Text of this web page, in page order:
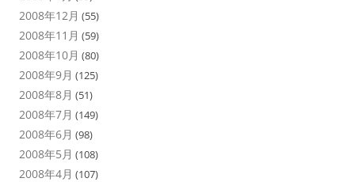
2008年12月 (55)
2008年11月 (59)
2008年10月 (80)
2008年9月 (125)
2008年8月 (51)
2008年7月 (149)
2008年6月 (98)
2008年5月 (108)
2008年4月 (107)